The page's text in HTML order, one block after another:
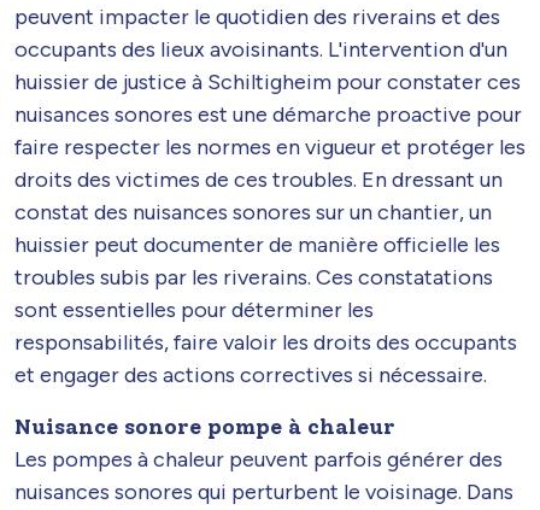
peuvent impacter le quotidien des riverains et des
occupants des lieux avoisinants. L'intervention d'un
huissier de justice à Schiltigheim pour constater ces
nuisances sonores est une démarche proactive pour
faire respecter les normes en vigueur et protéger les
droits des victimes de ces troubles. En dressant un
constat des nuisances sonores sur un chantier, un
huissier peut documenter de manière officielle les
troubles subis par les riverains. Ces constatations
sont essentielles pour déterminer les
responsabilités, faire valoir les droits des occupants
et engager des actions correctives si nécessaire.
Nuisance sonore pompe à chaleur
Les pompes à chaleur peuvent parfois générer des
nuisances sonores qui perturbent le voisinage. Dans